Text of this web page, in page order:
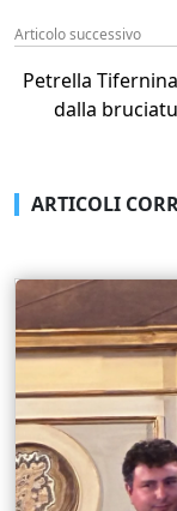
Articolo successivo
Petrella
dalla
ARTICOLI